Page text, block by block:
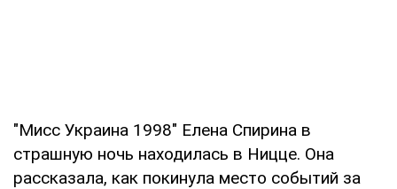
"Мисс Украина 1998" Елена Спирина в
страшную ночь находилась в Ницце. Она
рассказала, как покинула место событий за